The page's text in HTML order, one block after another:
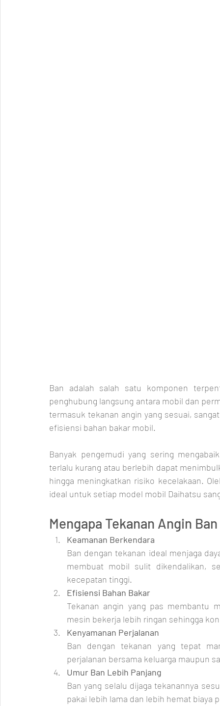
Ban adalah salah satu komponen
penghubung langsung antara mobil dan
termasuk tekanan angin yang sesuai,
efisiensi bahan bakar mobil.
Banyak pengemudi yang sering
terlalu kurang atau berlebih dapat
hingga meningkatkan risiko kecelakaan.
ideal untuk setiap model mobil Daihatsu
Mengapa Tekanan Angin
Keamanan Berkendara
Ban dengan tekanan ideal menjaga
membuat mobil sulit dikendalikan,
kecepatan tinggi.
Efisiensi Bahan Bakar
Tekanan angin yang pas membantu
mesin bekerja lebih ringan sehingga
Kenyamanan Perjalanan
Ban dengan tekanan yang tepat
perjalanan bersama keluarga maupun
Umur Ban Lebih Panjang
Ban yang selalu dijaga tekanannya
pakai lebih lama dan lebih hemat biaya